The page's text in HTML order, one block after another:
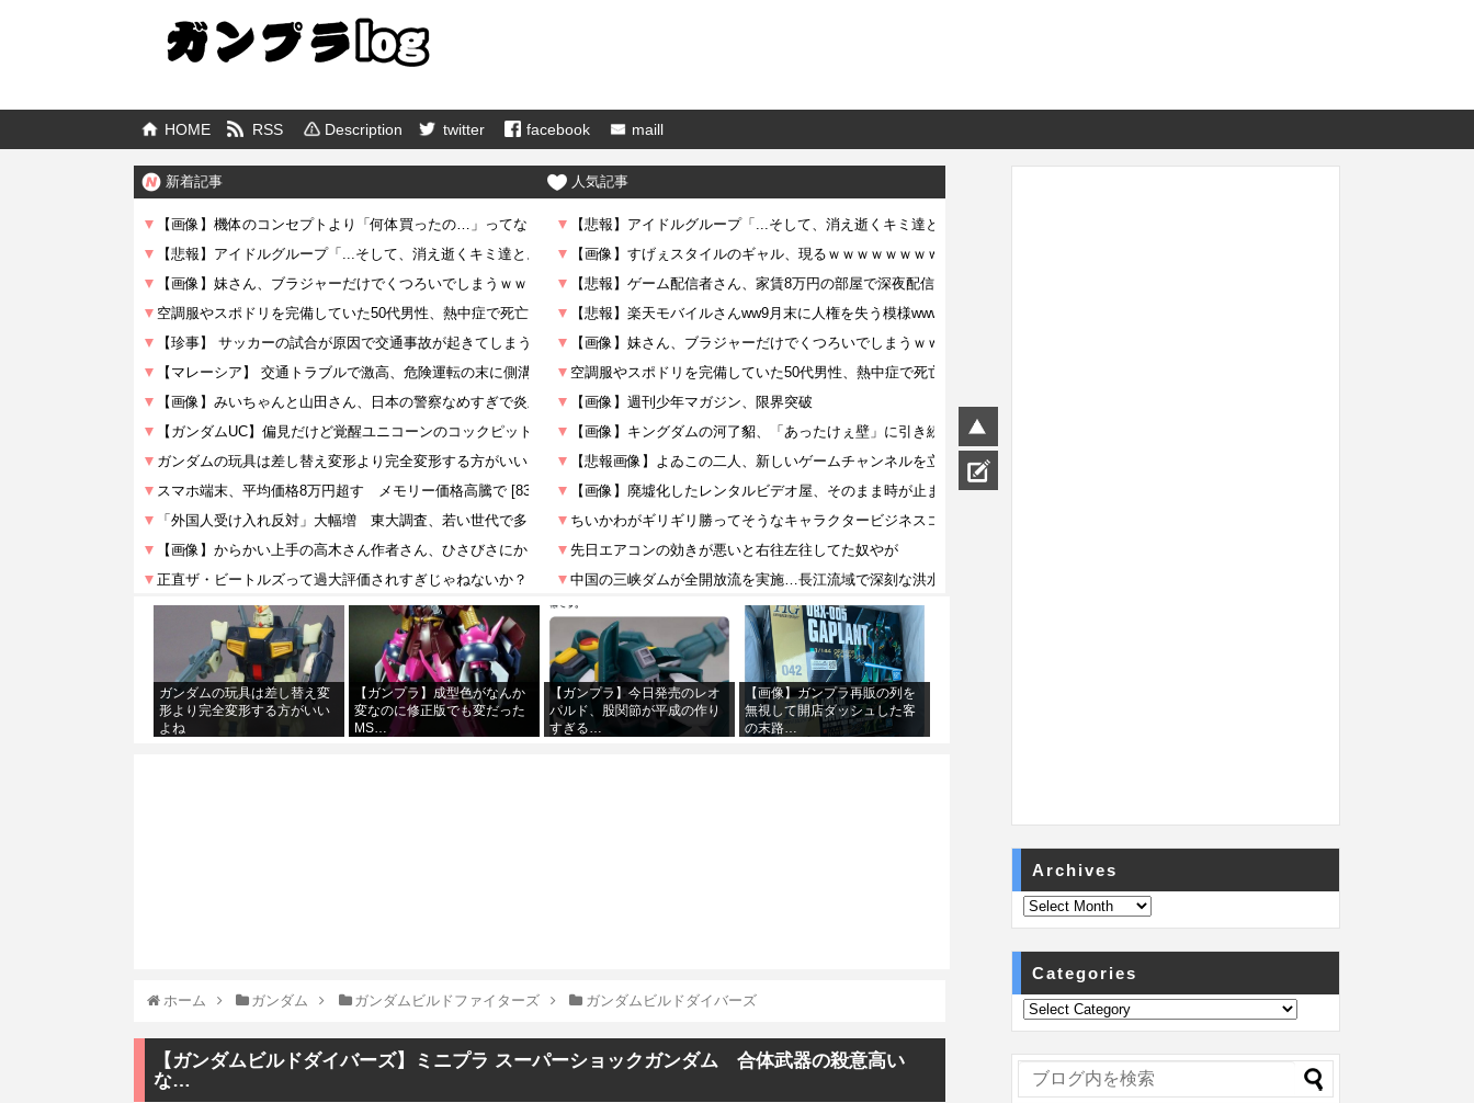
HOME RSS Description twitter facebook maill
新着記事 人気記事
ガンダムの玩具は差し替え変
形より完全変形する方がいい
よね
【ガンプラ】成型色がなんか
変なのに修正版でも変だった
MS…
【ガンプラ】今日発売のレオ
パルド、股関節が平成の作り
すぎる…
【画像】ガンプラ再販の列を
無視して開店ダッシュした客
の末路…
ホーム ガンダム ガンダムビルドファイターズ ガンダムビルドダイバーズ
【ガンダムビルドダイバーズ】ミニプラ スーパーショックガンダム 合体武器の殺意高い
な…
Archives
Categories